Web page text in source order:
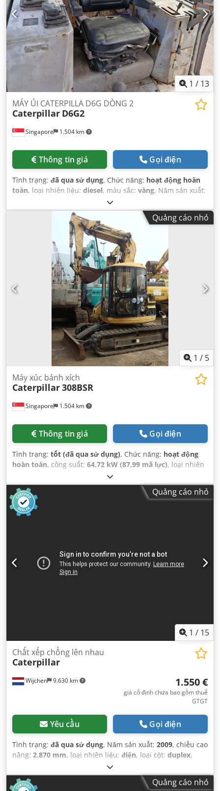
1 / 13
Singapore 1.504 km
MÁY ỦI CATERPILLA D6G DÒNG 2
Caterpillar D6G2
Thông tin giá Gọi điện
Tình trạng: đã qua sử dụng, Chức năng: hoạt động hoàn
toàn, loại nhiên liệu: diesel, màu sắc: vàng, Năm sản xuất:
CAT00D6GPC6G01049
Quảng cáo nhỏ
1 / 5
Singapore 1.504 km
Máy xúc bánh xích
Caterpillar308BSR
Thông tin giá Gọi điện
Tình trạng: tốt (đã qua sử dụng), Chức năng: hoạt động
hoàn toàn, công suất: 64,72 kW (87,99 mã lực), loại nhiên
, tình trạng truyền động:
phần trăm, số chỗ ngồi:1, số máy/phương tiện:3YS00993,
Thiết bị:
Quảng cáo nhỏ
1 / 15
Wijchen 9.630 km
Chất xếp chồng lên nhau
Caterpillar
1.550 €
giá cố định chưa bao gồm thuế
GTGT
Yêu cầu Gọi điện
Tình trạng: đã qua sử dụng, Năm sản xuất: 2009, chiều cao
nâng: 2.870 mm, loại nhiên liệu: điện, loại cột: duplex,
, tổng chiều cao:
chiều dài:1.960 mm, tổng chiều rộng:850 mm, màu sắc:
đen, Quảng cáo nhỏ